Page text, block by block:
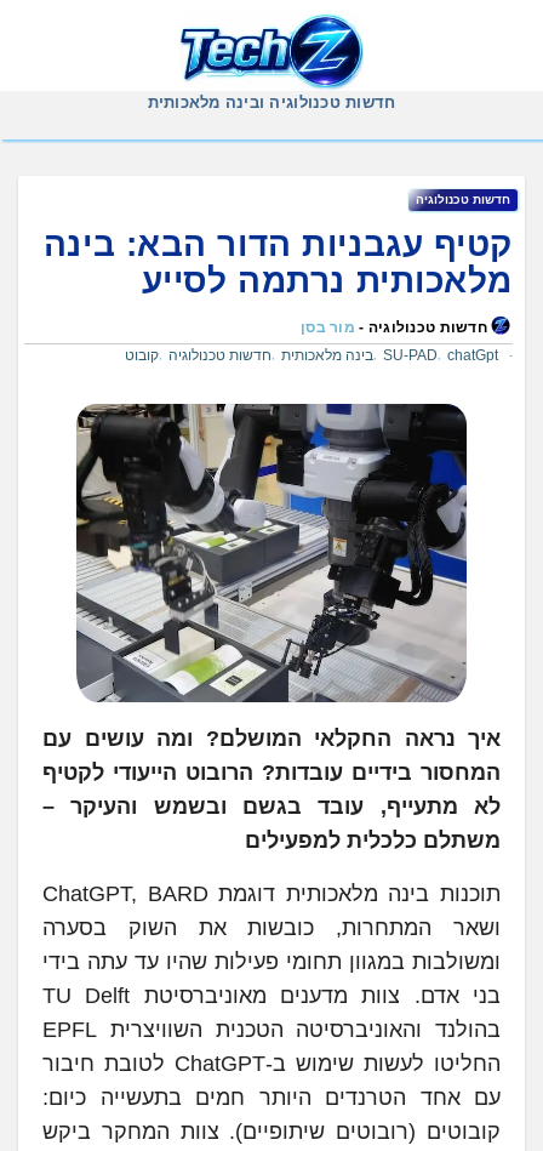
חדשות טכנולוגיה ובינה מלאכותית
חדשות טכנולוגיה
קטיף עגבניות הדור הבא: בינה
מלאכותית נרתמה לסייע
חדשות טכנולוגיה - מור בסן
chatGpt
SU-PAD בינה מלאכותית חדשות טכנולוגיה קובוט
איך נראה החקלאי המושלם? ומה עושים עם
המחסור בידיים עובדות? הרובוט הייעודי לקטיף
לא מתעייף, עובד בגשם ובשמש והעיקר –
משתלם כלכלית למפעילים
תוכנות בינה מלאכותית דוגמת ChatGPT, BARD
ושאר המתחרות, כובשות את השוק בסערה
ומשולבות במגוון תחומי פעילות שהיו עד עתה בידי
בני אדם. צוות מדענים מאוניברסיטת TU Delft
בהולנד והאוניברסיטה הטכנית השוויצרית EPFL
החליטו לעשות שימוש ב-ChatGPT לטובת חיבור
עם אחד הטרנדים היותר חמים בתעשייה כיום:
קובוטים (רובוטים שיתופיים). צוות המחקר ביקש